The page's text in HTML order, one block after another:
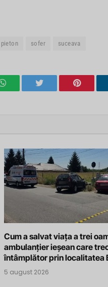
pieton sofer suceava
WhatsAppTwitter Pinterest
Cum a salvat viața a trei
ambulanțier ieșean care
întâmplător prin localitatea
5 august 2026